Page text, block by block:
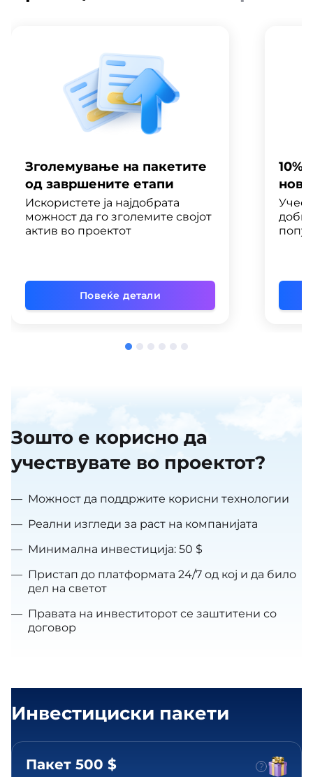
Зголемување на пакетите
од завршените етапи
Искористете ја најдобрата
можност да го зголемите својот
актив во проектот
Повеќе детали
10%
нов
Зошто е корисно да
учествувате во проектот?
— Можност да поддржите корисни технологии
— Реални изгледи за раст на компанијата
— Минимална инвестиција: 50 $
— Пристап до платформата 24/7 од кој и да било
дел на светот
— Правата на инвеститорот се заштитени со
договор
Инвестициски пакети
Пакет 500 $